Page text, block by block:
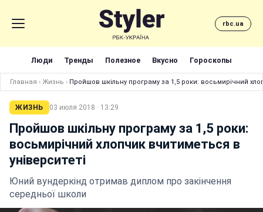
rbc.ua
Люди Тренды Полезное Вкусно Гороскопы
Главная › Жизнь › Пройшов шкільну програму за 1,5 роки: восьмирічний
ЖИЗНЬ 03 июля 2018 · 13:29
Пройшов шкільну програму за 1,5 роки:
восьмирічний хлопчик вчитиметься в
університеті
Юний вундеркінд отримав диплом про закінчення
середньої школи